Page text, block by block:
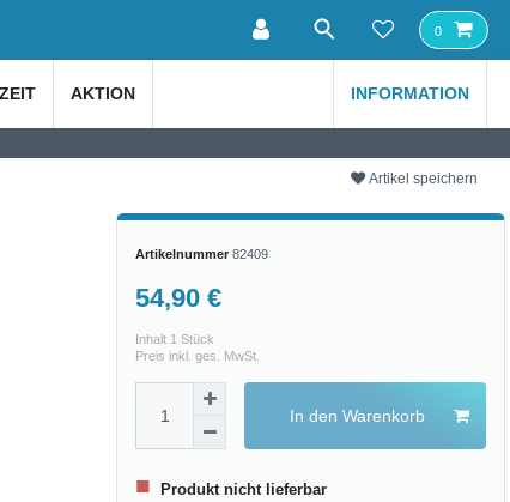
0
AKTION INFORMATION
Artikel speichern
Artikelnummer82409
54,90 €
Inhalt 1Stück
Preis inkl. ges. MwSt.
In den Warenkorb
■ Produkt nicht lieferbar